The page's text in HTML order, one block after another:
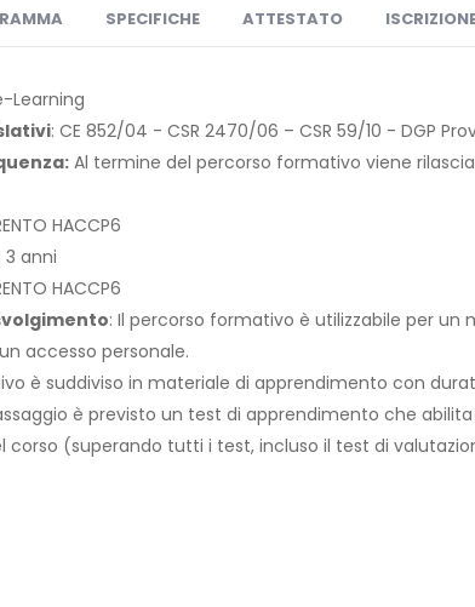
SPECIFICHE ATTESTATO
Learning
: CE 852/04 - CSR 2470/06 – CSR 59/10 - DGP
Al termine del percorso formativo viene
HACCP6
: 3 anni
HACCP6
: Il percorso formativo è utilizzabile per
accesso personale.
è suddiviso in materiale di apprendimento con
è previsto un test di apprendimento che abilita
corso (superando tutti i test, incluso il test di